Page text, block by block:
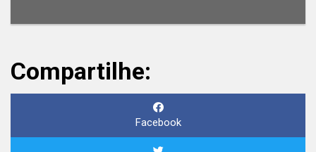
Compartilhe:
Facebook